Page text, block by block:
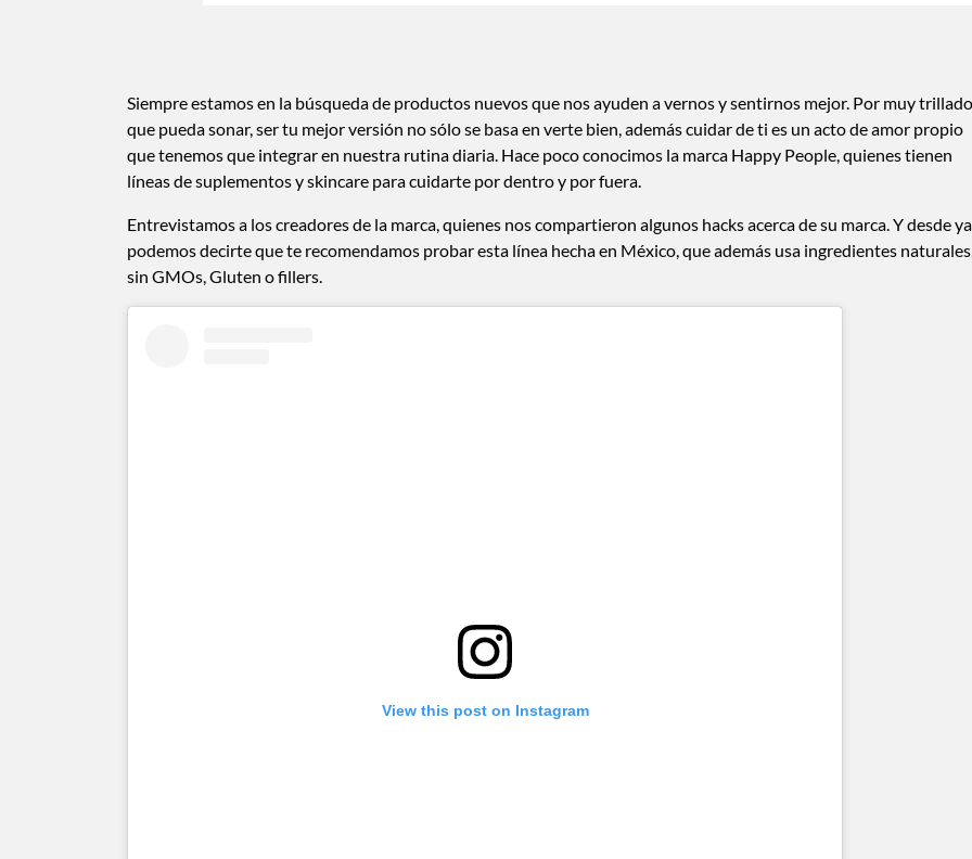
Siempre estamos en la búsqueda de productos nuevos que nos ayuden a vernos y sentirnos mejor. Por muy trillado
que pueda sonar, ser tu mejor versión no sólo se basa en verte bien, además cuidar de ti es un acto de amor propio
que tenemos que integrar en nuestra rutina diaria. Hace poco conocimos la marca Happy People, quienes tienen
líneas de suplementos y skincare para cuidarte por dentro y por fuera.
Entrevistamos a los creadores de la marca, quienes nos compartieron algunos hacks acerca de su marca. Y desde ya
podemos decirte que te recomendamos probar esta línea hecha en México, que además usa ingredientes
sin GMOs, Gluten o fillers.
View this post on Instagram